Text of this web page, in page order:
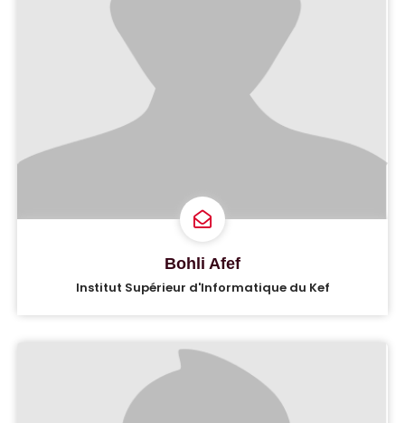
Bohli Afef
Institut Supérieur d'Informatique du Kef